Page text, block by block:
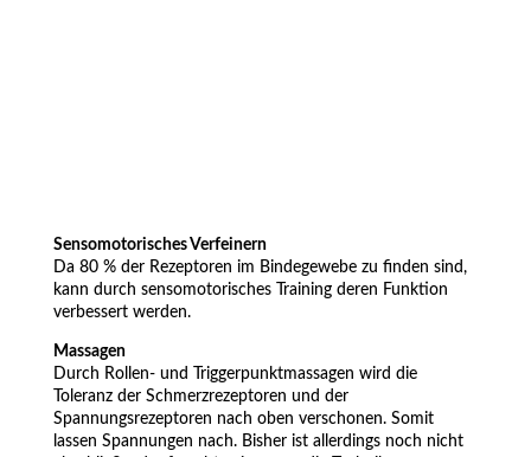
Sensomotorisches Verfeinern
Da 80 % der Rezeptoren im Bindegewebe zu finden sind,
kann durch sensomotorisches Training deren Funktion
verbessert werden.
Massagen
Durch Rollen- und Triggerpunktmassagen wird die
Toleranz der Schmerzrezeptoren und der
Spannungsrezeptoren nach oben verschonen. Somit
lassen Spannungen nach. Bisher ist allerdings noch nicht